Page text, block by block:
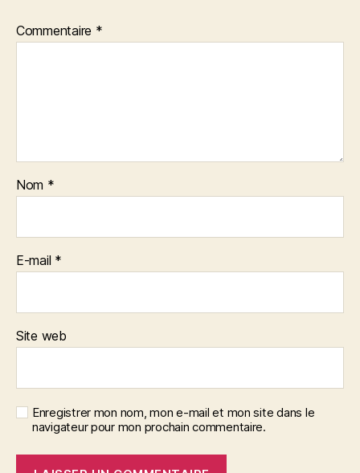
Commentaire *
Nom *
E-mail *
Site web
Enregistrer mon nom, mon e-mail et mon site dans le
navigateur pour mon prochain commentaire.